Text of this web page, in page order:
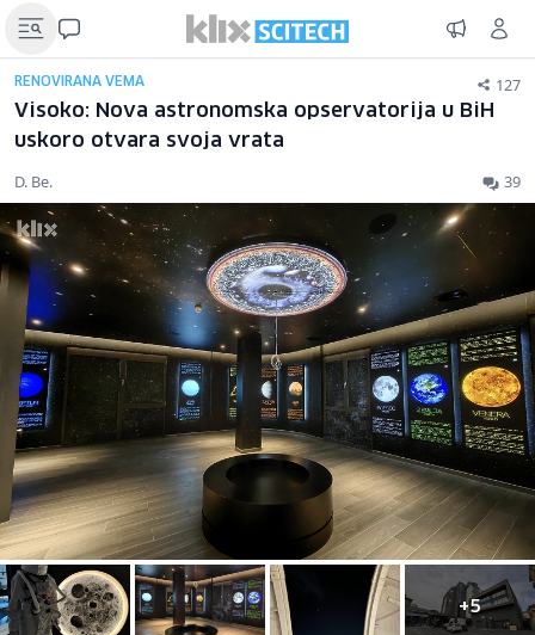
RENOVIRANA VEMA 127
Visoko: Nova astronomska opservatorija u BiH
uskoro otvara svoja vrata
D. Be. 39
+5